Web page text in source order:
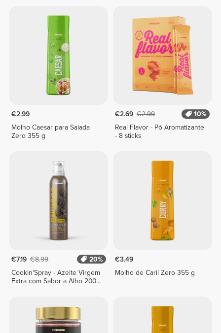
€2.99
Molho Caesar para Salada
Zero 355 g
€2.69 €2.99
10%
Real Flavor - Pó Aromatizante
- 8 sticks
€7.19 €8.99
20%
Cookin'Spray - Azeite Virgem
Extra com Sabor a Alho 200
€3.49
Molho de Caril Zero 355 g